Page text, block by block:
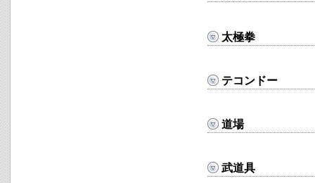
太極拳
テコンドー
道場
武道具